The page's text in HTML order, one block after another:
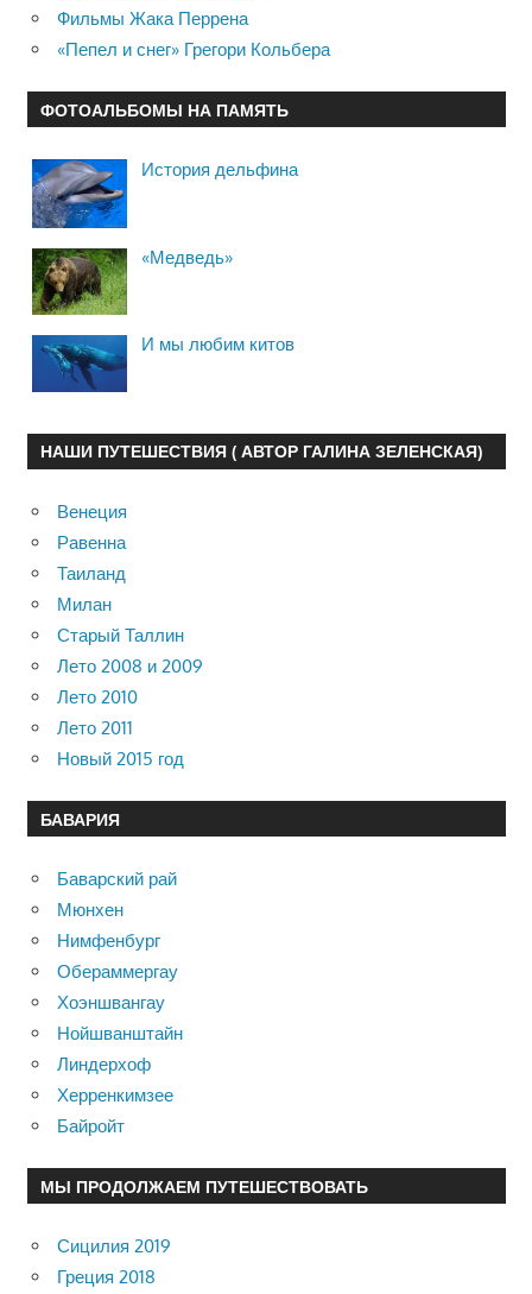
Фильмы Жака Перрена
«Пепел и снег» Грегори Кольбера
ФОТОАЛЬБОМЫ НА ПАМЯТЬ
История дельфина
«Медведь»
И мы любим китов
НАШИ ПУТЕШЕСТВИЯ ( АВТОР ГАЛИНА ЗЕЛЕНСКАЯ)
Венеция
Равенна
Таиланд
Милан
Старый Таллин
Лето 2008 и 2009
Лето 2010
Лето 2011
Новый 2015 год
БАВАРИЯ
Баварский рай
Мюнхен
Нимфенбург
Обераммергау
Хоэншвангау
Нойшванштайн
Линдерхоф
Херренкимзее
Байройт
МЫ ПРОДОЛЖАЕМ ПУТЕШЕСТВОВАТЬ
Сицилия 2019
Греция 2018